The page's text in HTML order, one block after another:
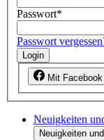
Passwort*
Passwort
Login
Mit
Neuigkeiten
Neuigkeiten